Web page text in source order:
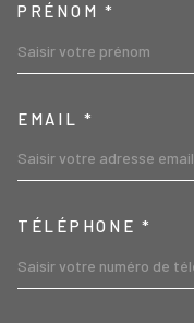
PRÉNOM *
EMAIL *
TÉLÉPHONE *